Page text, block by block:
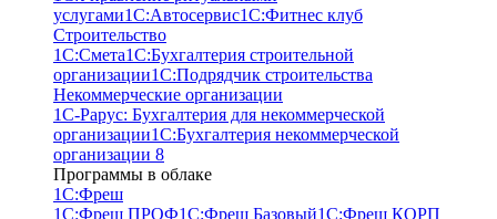
услугами1С:Автосервис1С:Фитнес клуб
Строительство
1С:Смета1С:Бухгалтерия строительной
организации1С:Подрядчик строительства
Некоммерческие организации
1С-Рарус: Бухгалтерия для некоммерческой
организации1С:Бухгалтерия некоммерческой
организации 8
Программы в облаке
1C:Фреш
1C:Фреш ПРОФ1C:Фреш Базовый1C:Фреш КОРП